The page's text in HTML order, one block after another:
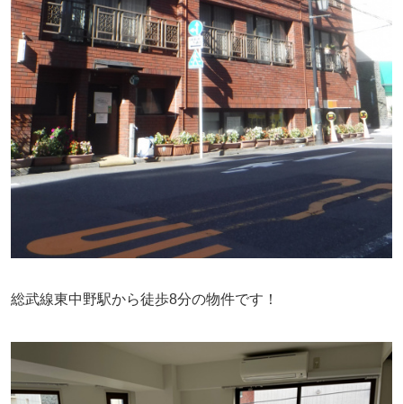
総武線東中野駅から徒歩8分の物件です！